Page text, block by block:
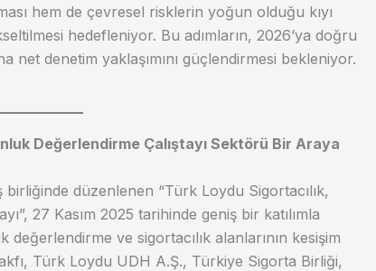
hem de çevresel risklerin yoğun olduğu kıyı
hedefleniyor. Bu adımların, 2026’ya doğru
net denetim yaklaşımını güçlendirmesi bekleniyor.
Değerlendirme Çalıştayı Sektörü Bir Araya
düzenlenen “Türk Loydu Sigortacılık,
27 Kasım 2025 tarihinde geniş bir katılımla
ve sigortacılık alanlarının kesişim
Türk Loydu UDH A.Ş., Türkiye Sigorta Birliği,